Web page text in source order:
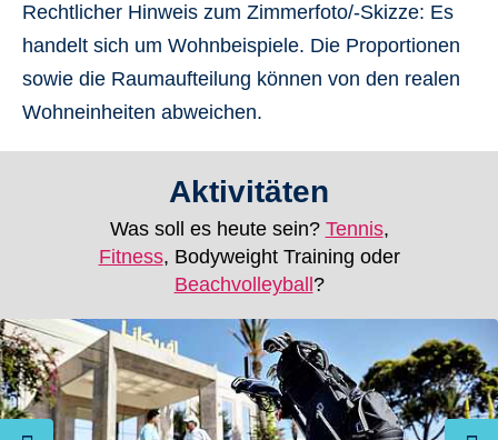
Rechtlicher Hinweis zum Zimmerfoto/-Skizze: Es
handelt sich um Wohnbeispiele. Die Proportionen
sowie die Raumaufteilung können von den realen
Wohneinheiten abweichen.
Aktivitäten
Was soll es heute sein? Tennis,
Fitness, Bodyweight Training oder
Beachvolleyball ?